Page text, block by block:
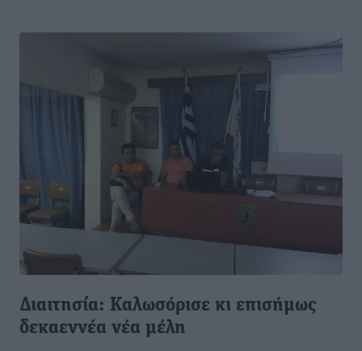
Διαιτησία: Καλωσόρισε κι επισήμως
δεκαεννέα νέα μέλη